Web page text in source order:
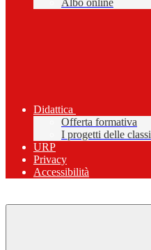
Albo online
Didattica
Offerta formativa
I progetti delle classi
URP
Privacy
Accessibilità